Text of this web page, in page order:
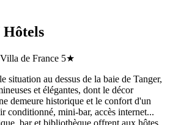
Hôtels
de France 5★
situation au dessus de la baie de Tanger,
et élégantes, dont le décor
demeure historique et le confort d'un
conditionné, mini-bar, accès internet...